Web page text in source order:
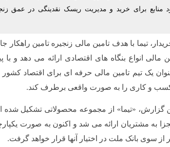
منابع برای خرید و مدیریت ریسک نقدینگی در عمق
تیما با هدف تامین مالی زنجیره تامین راهکار
مالی انواع بنگاه های اقتصادی ارائه می دهد و با
یک تیم تامین مالی حرفه ای برای اقتصاد
کسب و کاری را به صورت واقعی برطرف کند.
گزارش، «تیما» از مجموعه محصولاتی تشکیل
به مشتریان ارائه می شد و اکنون به صورت
از سوی بانک ملت در اختیار آنها قرار خواهد گرفت.